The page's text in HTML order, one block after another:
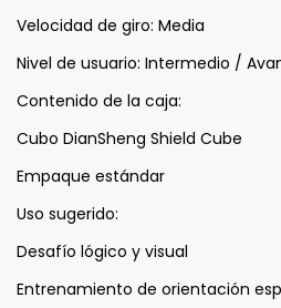
Velocidad de giro: Media
Nivel de usuario: Intermedio /
Contenido de la caja:
Cubo DianSheng Shield Cube
Empaque estándar
Uso sugerido:
Desafío lógico y visual
Entrenamiento de orientación